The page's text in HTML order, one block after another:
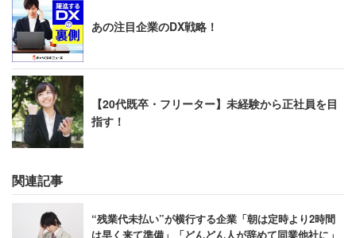
あの注目企業のDX戦略！
【20代既卒・フリーター】未経験から正社員を目
指す！
関連記事
“残業代未払い”が横行する企業「朝は定時より2時間
は早く来て準備」「どんどん人が辞めて同業他社に」